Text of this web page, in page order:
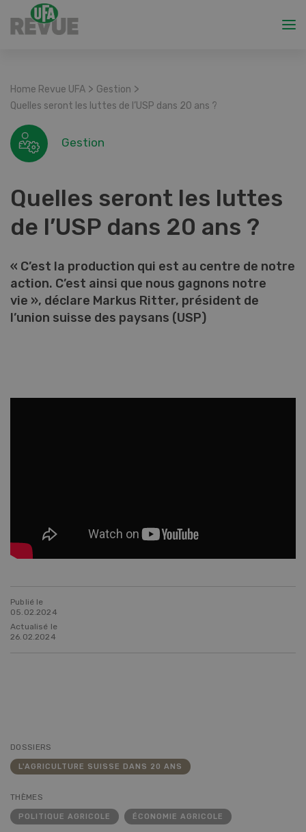
Home Revue UFA > Gestion >
Quelles seront les luttes de l’USP dans 20 ans ?
Gestion
Quelles seront les luttes
de l’USP dans 20 ans ?
« C’est la production qui est au centre de notre
action. C’est ainsi que nous gagnons notre
vie », déclare Markus Ritter, président de
l’union suisse des paysans (USP)
Publié le
05.02.2024
Actualisé le
26.02.2024
DOSSIERS
L'AGRICULTURE SUISSE DANS 20 ANS
THÈMES
POLITIQUE AGRICOLE ÉCONOMIE AGRICOLE